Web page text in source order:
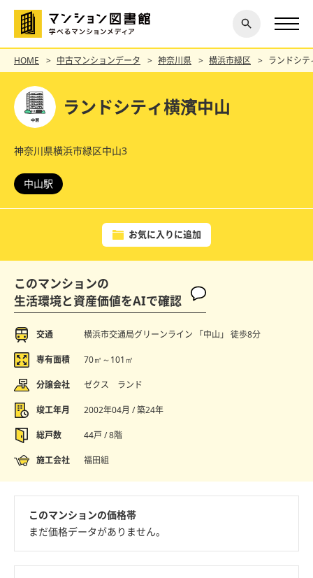
探す
閉じ
る
HOME 中古マンションデータ 神奈川県 横浜市緑区 ランドシ
ランドシティ横濱中山
神奈川県横浜市緑区中山3
中山駅
お気に入りに追加
このマンションの
生活環境と資産価値をAIで確認
交通 横浜市交通局グリーンライン 「中山」 徒歩8分
専有面積 70㎡～101㎡
分譲会社 ゼクス ランド
竣工年月 2002年04月 / 築24年
総戸数 44戸 / 8階
施工会社 福田組
このマンションの価格帯
まだ価格データがありません。